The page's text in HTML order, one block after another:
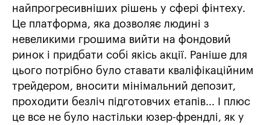
найпрогресивніших рішень у сфері фінтеху.
Це платформа, яка дозволяє людині з
невеликими грошима вийти на фондовий
ринок і придбати собі якісь акції. Раніше для
цього потрібно було ставати кваліфікаційним
трейдером, вносити мінімальний депозит,
проходити безліч підготовчих етапів... І плюс
це все не було настільки юзер-френдлі, як у